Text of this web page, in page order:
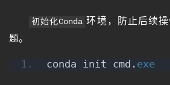
初始化Conda 环境，防止后续
题。
conda init cmd. exe